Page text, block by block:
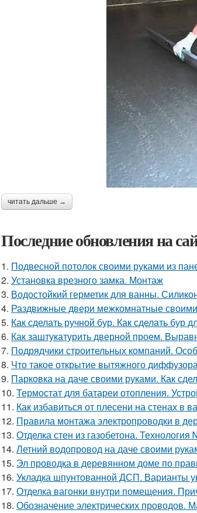
читать дальше →
Последние обновления на
1. Подвесной потолок своими руками из
2. Установка врезного замка. Монтаж
3. Водостойкий герметик для ванны.
4. Раздвижные двери межкомнатные
5. Как сделать ручной бур. Как сделать бур
6. Как заштукатурить дверной проем.
7. Подрядчики строительных компаний.
8. Что такое открытие вытяжного
9. Парковка на даче своими руками. Как
10. Термостат для батареи отопления.
11. Как избавиться от плесени на стенах в
12. Правила монтажа электропроводки в
13. Отделка стен из газобетона. Технология
14. Летний водопровод на даче своими
15. Эл проводка в деревянном доме по
16. Укладка шпунтованной ДСП. Варианты
17. Отделка вагонки внутри помещения.
18. Обозначение электрических проводов.